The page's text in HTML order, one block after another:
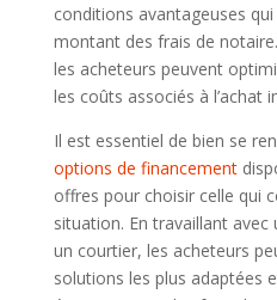
conditions avantageuses
montant des frais de
les acheteurs peuvent
les coûts associés à l’achat
Il est essentiel de bien se
options de financement
offres pour choisir celle qui
situation. En travaillant
un courtier, les acheteurs
solutions les plus adaptées